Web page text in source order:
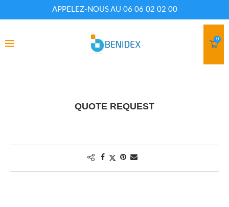
APPELEZ-NOUS AU 06 06 02 02 00
0
QUOTE REQUEST